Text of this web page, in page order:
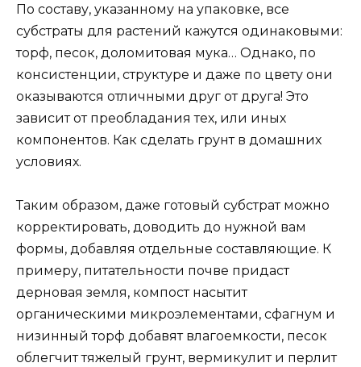
По составу, указанному на упаковке, все
субстраты для растений кажутся одинаковыми:
торф, песок, доломитовая мука… Однако, по
консистенции, структуре и даже по цвету они
оказываются отличными друг от друга! Это
зависит от преобладания тех, или иных
компонентов. Как сделать грунт в домашних
условиях.
Таким образом, даже готовый субстрат можно
корректировать, доводить до нужной вам
формы, добавляя отдельные составляющие. К
примеру, питательности почве придаст
дерновая земля, компост насытит
органическими микроэлементами, сфагнум и
низинный торф добавят влагоемкости, песок
облегчит тяжелый грунт, вермикулит и перлит